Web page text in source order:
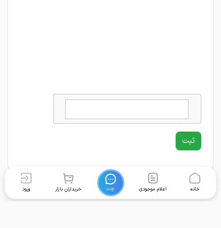
خانه اعلام موجودی چت خریداران بازار ورود